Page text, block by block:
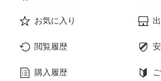
お気に入り
閲覧履歴
購入履歴